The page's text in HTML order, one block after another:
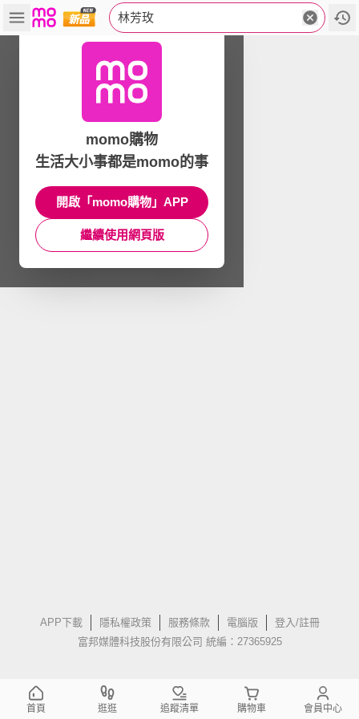
林芳玫
APP下載 隱私權政策 服務條款 電腦版
登入/註冊
富邦媒體科技股份有限公司 統編：27365925
momo購物
生活大小事都是momo的事
開啟「momo購物」APP
繼續使用網頁版
首頁 逛逛 追蹤清單 購物車 會員中心